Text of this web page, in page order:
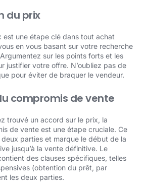
du prix
est une étape clé dans tout achat
en vous basant sur votre recherche
sur les points forts et les
justifier votre offre. N’oubliez pas de
pour éviter de braquer le vendeur.
compromis de vente
trouvé un accord sur le prix, la
de vente est une étape cruciale. Ce
parties et marque le début de la
jusqu’à la vente définitive. Le
des clauses spécifiques, telles
(obtention du prêt, par
les deux parties.